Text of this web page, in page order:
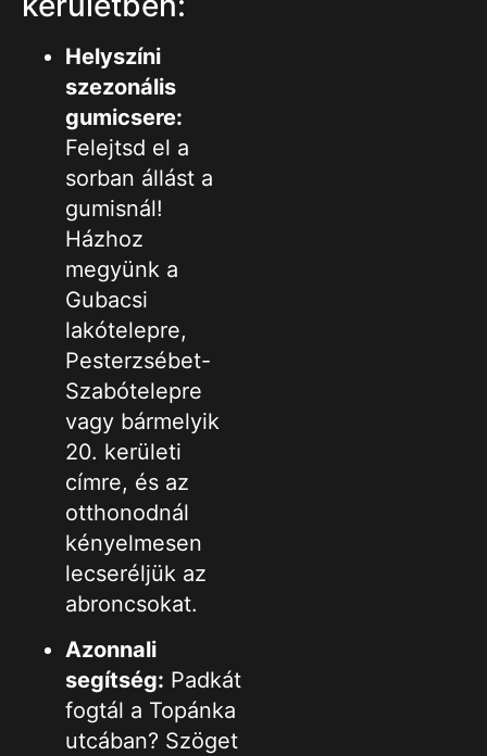
Helyszíni
szezonális
gumicsere:
Felejtsd el a
sorban állást a
gumisnál!
Házhoz
megyünk a
Gubacsi
lakótelepre,
Pesterzsébet-
Szabótelepre
vagy bármelyik
20. kerületi
címre, és az
otthonodnál
kényelmesen
lecseréljük az
abroncsokat.
Azonnali
segítség: Padkát
fogtál a Topánka
utcában? Szöget